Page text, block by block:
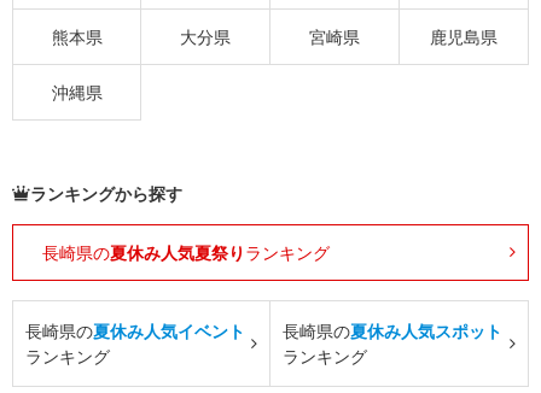
熊本県 大分県 宮崎県 鹿児島県
沖縄県
ランキングから探す
長崎県の夏休み人気夏祭り ランキング
長崎県の夏休み人気イベント
ランキング
長崎県の夏休み人気スポット
ランキング